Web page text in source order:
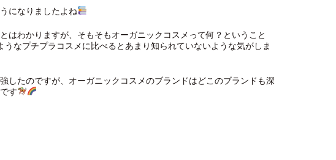
になりましたよね
はわかりますが、そもそもオーガニックコスメって何？ということ
なプチプラコスメに比べるとあまり知られていないような気がしま
したのですが、オーガニックコスメのブランドはどこのブランドも深
す